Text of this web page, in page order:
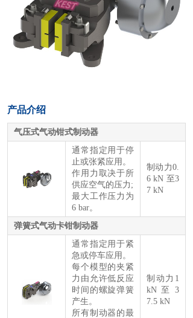
产品介绍
气压式气动钳式制动器
通常指定用于停
止或张紧应用。
作用力取决于所
供应空气的压力;
最大工作压力为
6 bar。
制动力0.
6 kN 至3
7 kN
弹簧式气动卡钳制动器
通常指定用于紧
急或停车应用。
每个模型的夹紧
力由允许低反应
时间的螺旋弹簧
产生。
所有制动器的最
制动力1
kN 至 3
7.5 kN